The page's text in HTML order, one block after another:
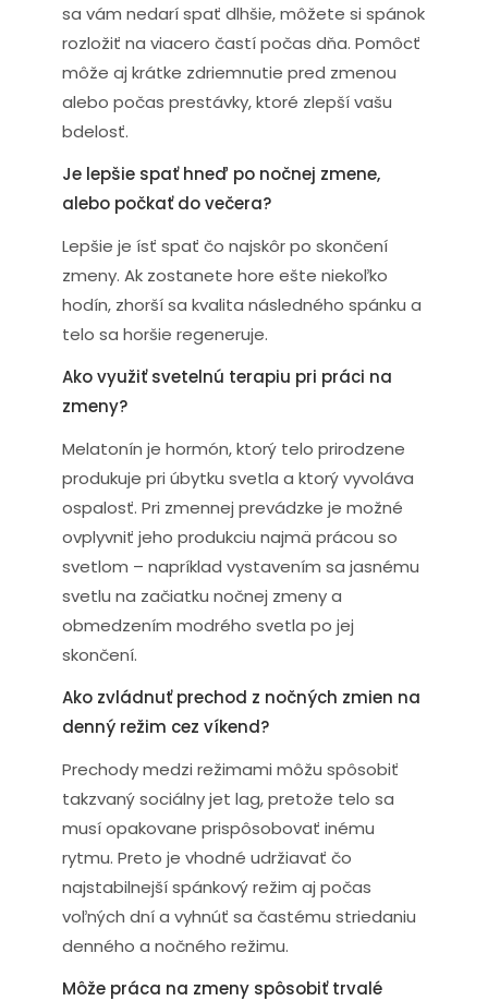
sa vám nedarí spať dlhšie, môžete si spánok
rozložiť na viacero častí počas dňa. Pomôcť
môže aj krátke zdriemnutie pred zmenou
alebo počas prestávky, ktoré zlepší vašu
bdelosť.
Je lepšie spať hneď po nočnej zmene,
alebo počkať do večera?
Lepšie je ísť spať čo najskôr po skončení
zmeny. Ak zostanete hore ešte niekoľko
hodín, zhorší sa kvalita následného spánku a
telo sa horšie regeneruje.
Ako využiť svetelnú terapiu pri práci na
zmeny?
Melatonín je hormón, ktorý telo prirodzene
produkuje pri úbytku svetla a ktorý vyvoláva
ospalosť. Pri zmennej prevádzke je možné
ovplyvniť jeho produkciu najmä prácou so
svetlom – napríklad vystavením sa jasnému
svetlu na začiatku nočnej zmeny a
obmedzením modrého svetla po jej
skončení.
Ako zvládnuť prechod z nočných zmien na
denný režim cez víkend?
Prechody medzi režimami môžu spôsobiť
takzvaný sociálny jet lag, pretože telo sa
musí opakovane prispôsobovať inému
rytmu. Preto je vhodné udržiavať čo
najstabilnejší spánkový režim aj počas
voľných dní a vyhnúť sa častému striedaniu
denného a nočného režimu.
Môže práca na zmeny spôsobiť trvalé